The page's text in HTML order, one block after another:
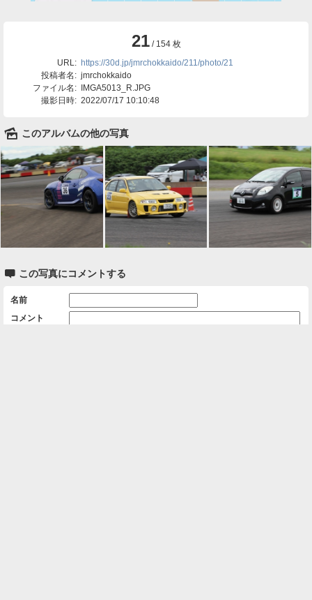
21 / 154 枚
URL: https://30d.jp/jmrchokkaido/211/photo/21
投稿者名: jmrchokkaido
ファイル名: IMGA5013_R.JPG
撮影日時: 2022/07/17 10:10:48
🌄 このアルバムの他の写真
 この写真にコメントする
名前
コメント